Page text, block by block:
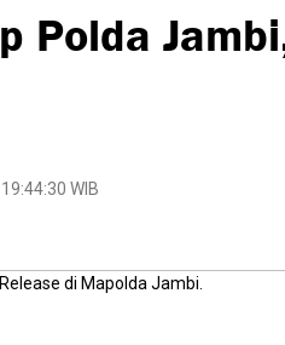
Polda
WIB